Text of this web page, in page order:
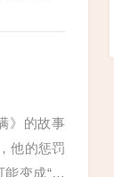
》的故事
他的惩罚
变成“书